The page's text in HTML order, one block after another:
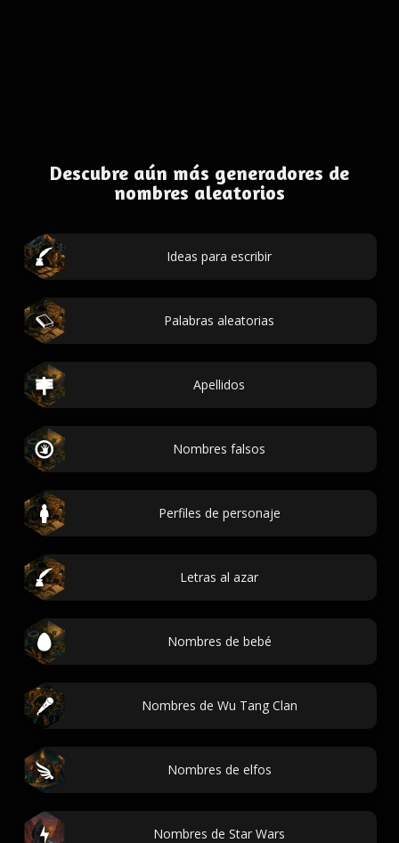
Descubre aún más generadores de
nombres aleatorios
Ideas para escribir
Palabras aleatorias
Apellidos
Nombres falsos
Perfiles de personaje
Letras al azar
Nombres de bebé
Nombres de Wu Tang Clan
Nombres de elfos
Nombres de Star Wars